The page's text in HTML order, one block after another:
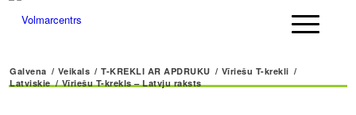
Galvena / Veikals / T-KREKLI AR APDRUKU / Vīriešu T-krekli /
Latviskie / Vīriešu T-krekls – Latvju raksts